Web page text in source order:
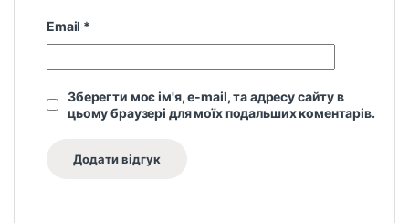
Email *
Зберегти моє ім'я, e-mail, та адресу сайту в
цьому браузері для моїх подальших коментарів.